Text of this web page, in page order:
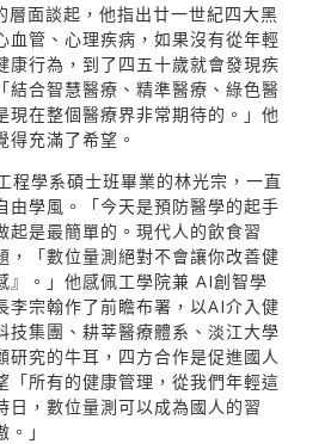
層面談起，他指出廿一世紀四大黑
血管、心理疾病，如果沒有從年輕
康行為，到了四五十歲就會發現疾
結合智慧醫療、精準醫療、綠色醫
現在整個醫療界非常期待的。」他
得充滿了希望。
程學系碩士班畢業的林光宗，一直
由學風。「今天是預防醫學的起手
起是最簡單的。現代人的飲食習
，「數位量測絕對不會讓你改善健
』。」他感佩工學院兼 AI創智學
李宗翰作了前瞻布署，以AI介入健
技集團、耕莘醫療體系、淡江大學
研究的牛耳，四方合作是促進國人
「所有的健康管理，從我們年輕這
日，數位量測可以成為國人的習
」